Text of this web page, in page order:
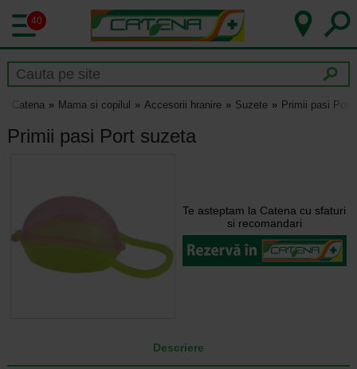
40
Catena Mama si copilul Accesorii hranire Suzete Primii pasi Port
Primii pasi Port suzeta
Te asteptam la Catena cu sfaturi
si recomandari
Descriere